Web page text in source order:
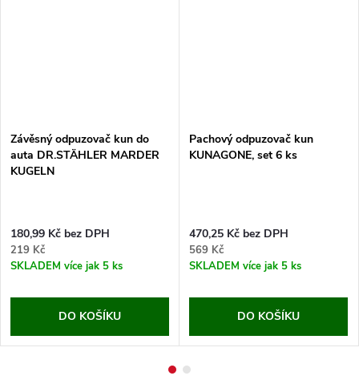
Závěsný odpuzovač kun do
auta DR.STÄHLER MARDER
KUGELN
180,99 Kč bez DPH
219 Kč
SKLADEM více jak 5 ks
DO KOŠÍKU
Pachový odpuzovač kun
KUNAGONE, set 6 ks
470,25 Kč bez DPH
569 Kč
SKLADEM více jak 5 ks
DO KOŠÍKU